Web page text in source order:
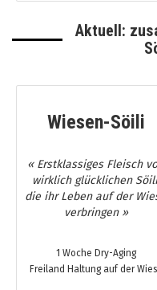
Aktuell:
Wiesen-Söili
« Erstklassiges Fleisch
wirklich glücklichen
die ihr Leben auf der
verbringen »
1 Woche Dry-Aging
Freiland Haltung auf der